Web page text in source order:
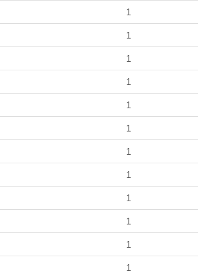
1
1
1
1
1
1
1
1
1
1
1
1